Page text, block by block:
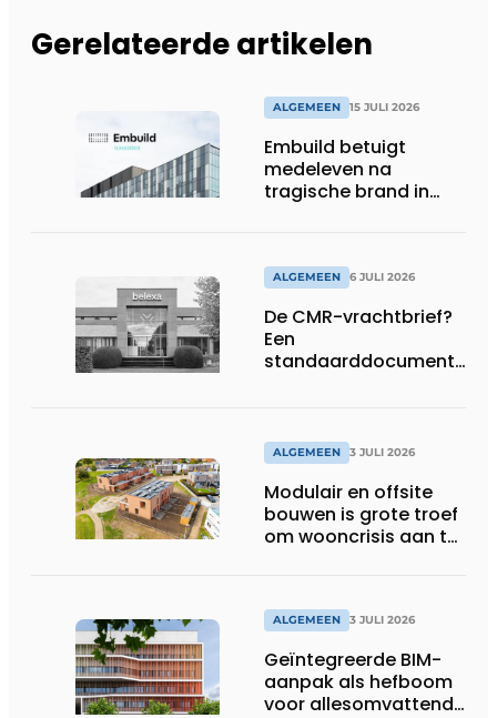
Gerelateerde artikelen
ALGEMEEN 15 JULI 2026
Embuild betuigt
medeleven na
tragische brand in
ALGEMEEN 6 JULI 2026
De CMR-vrachtbrief?
Een
standaarddocument
ALGEMEEN 3 JULI 2026
Modulair en offsite
bouwen is grote troef
om wooncrisis aan te
ALGEMEEN 3 JULI 2026
Geïntegreerde BIM-
aanpak als hefboom
voor allesomvattende